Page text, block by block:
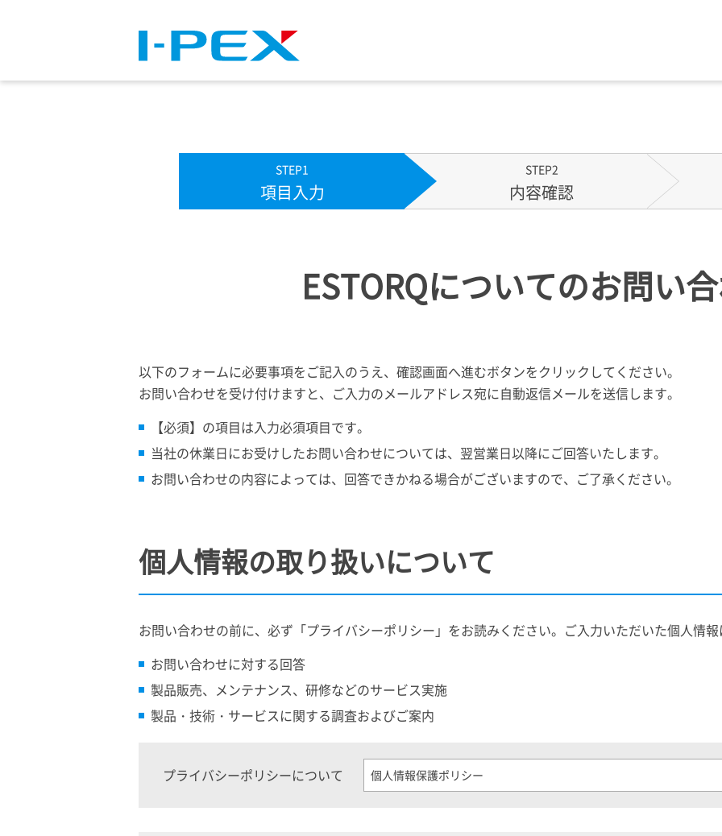
STEP1
現
項目入力
STEP2
内容確認
ESTORQについてのお問い
以下のフォームに必要事項をご記入のうえ、確認画面へ進むボタンをクリックしてください。
お問い合わせを受け付けますと、ご入力のメールアドレス宛に自動返信メールを送信します。
【必須】の項目は入力必須項目です。
当社の休業日にお受けしたお問い合わせについては、翌営業日以降にご回答いたします。
お問い合わせの内容によっては、回答できかねる場合がございますので、ご了承ください。
個人情報の取り扱いについて
お問い合わせの前に、必ず「プライバシーポリシー」をお読みください。ご入力いただいた個人情報
お問い合わせに対する回答
製品販売、メンテナンス、研修などのサービス実施
製品・技術・サービスに関する調査およびご案内
プライバシーポリシーについて 個人情報保護ポリシー